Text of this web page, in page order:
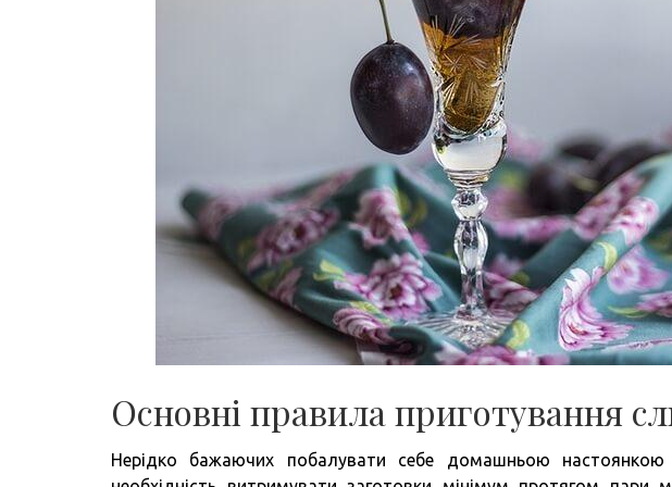
Основні правила приготування
Нерідко бажаючих побалувати себе домашньою настоянкою